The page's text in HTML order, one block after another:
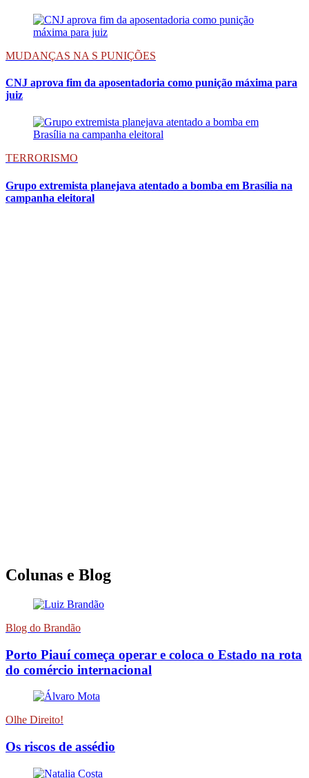
MUDANÇAS NA S PUNIÇÕES
CNJ aprova fim da aposentadoria como punição máxima para
juiz
TERRORISMO
Grupo extremista planejava atentado a bomba em Brasília na
campanha eleitoral
Colunas e Blog
Blog do Brandão
Porto Piauí começa operar e coloca o Estado na rota
do comércio internacional
Olhe Direito!
Os riscos de assédio